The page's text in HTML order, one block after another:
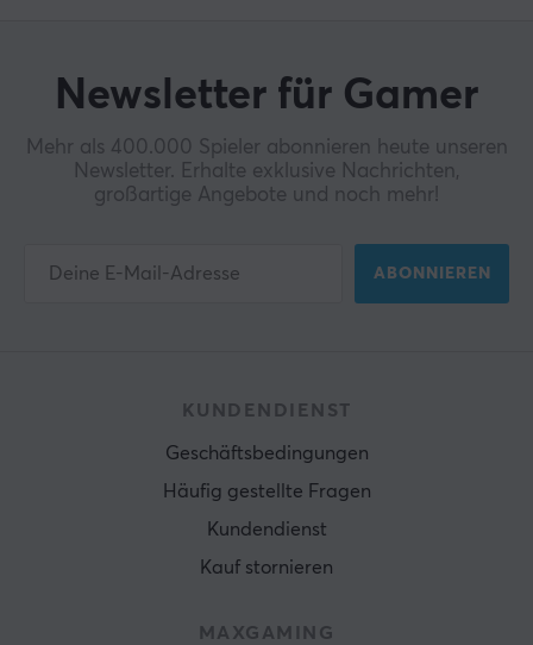
Newsletter für Gamer
Mehr als 400.000 Spieler abonnieren heute unseren
Newsletter. Erhalte exklusive Nachrichten,
großartige Angebote und noch mehr!
ABONNIEREN
KUNDENDIENST
Geschäftsbedingungen
Häufig gestellte Fragen
Kundendienst
Kauf stornieren
MAXGAMING